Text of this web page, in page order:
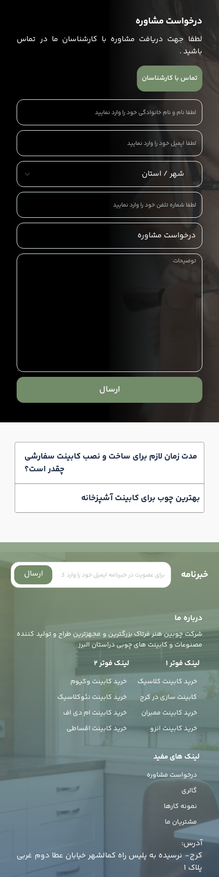
درخواست مشاوره
لطفا جهت دریافت مشاوره با کارشناسان ما در تماس
باشید .
تماس با کارشناسان
ارسال
مدت زمان لازم برای ساخت و نصب کابینت سفارشی
چقدر است؟
بهترین چوب برای کابینت آشپزخانه‎
خبرنامه ارسال
درباره ما
شرکت چوبین هنر فرتاک بزرگترین و مجهزترین طراح و تولید کننده
مصنوعات و کابینت های چوبی دراستان البرز
لینک فوتر 1
خرید کابینت کلاسیک
کابینت سازی در کرج
خرید کابینت ممبران
خرید کابینت انزو
لینک فوتر 2
خرید کابینت وکیوم
خرید کابینت نئوکلاسیک
خرید کابینت ام دی اف
خرید کابینت اقساطی
لینک های مفید
درخواست مشاوره
گالری
نمونه کارها
مشتریان ما
آدرس:
کرج- نرسیده به پلیس راه کمالشهر خیابان عطا دوم غربی
پلاک 1